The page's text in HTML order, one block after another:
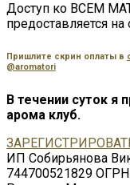
Доступ ко ВСЕМ
предоставляется
Пришлите скрин оплаты в
@aromatori
В течении суток я
арома клуб.
ИП Собирьянова
744700521829